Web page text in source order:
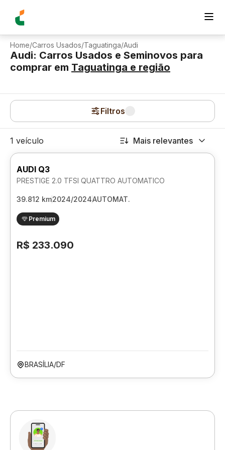
Home/Carros Usados/Taguatinga/Audi
Audi: Carros Usados e Seminovos para
comprar em Taguatinga e região
Filtros
1 veículo Mais relevantes
AUDI Q3
PRESTIGE 2.0 TFSI QUATTRO AUTOMATICO
39.812 km2024/2024AUTOMAT.
Premium
R$ 233.090
BRASÍLIA/DF